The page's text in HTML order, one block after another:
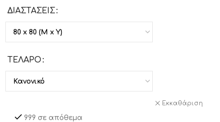
ΔΙΑΣΤΑΣΕΙΣ
ΤΕΛΑΡΟ
Εκκαθάριση
999 σε απόθεμα